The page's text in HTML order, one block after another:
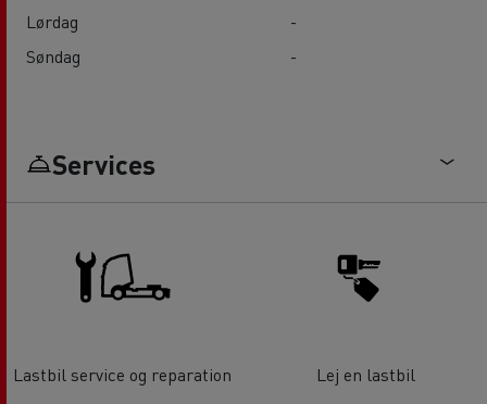
Lørdag
-
Søndag
-
Services
Lastbil service og reparation Lej en lastbil